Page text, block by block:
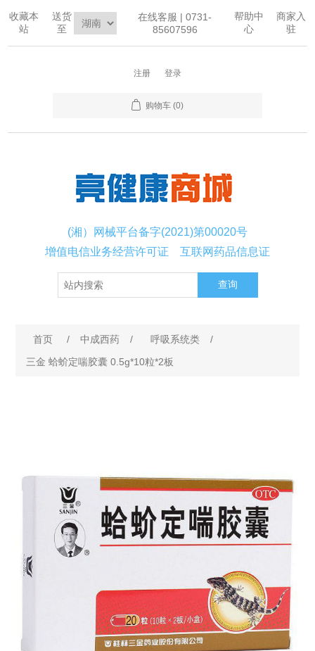
收藏本
站
送货
至
在线客服 | 0731-
85607596
帮助中
心
商家入
驻
注册 登录
购物车 (0)
(湘）网械平台备字(2021)第00020号
增值电信业务经营许可证
互联网药品信息证
首页 / 中成西药 / 呼吸系统类
/
三金 蛤蚧定喘胶囊 0.5g*10粒*2板